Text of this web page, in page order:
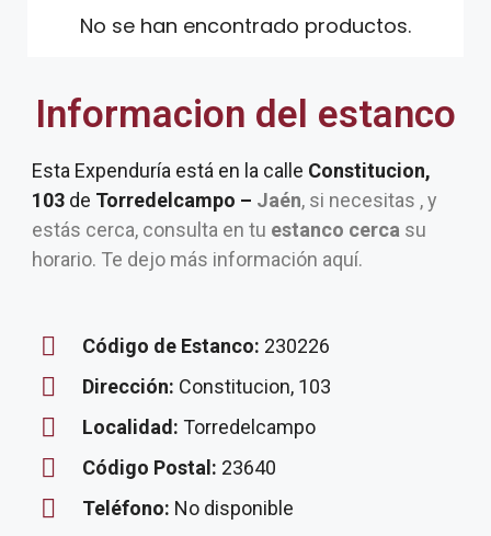
No se han encontrado productos.
Informacion del estanco
Esta Expenduría está en la calle Constitucion,
103 de Torredelcampo – Jaén, si necesitas , y
estás cerca, consulta en tu estanco cerca su
horario. Te dejo más información aquí.
Código de Estanco: 230226
Dirección: Constitucion, 103
Localidad: Torredelcampo
Código Postal: 23640
Teléfono: No disponible